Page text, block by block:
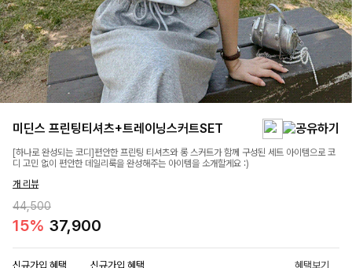
미딘스 프린팅티셔츠+트레이닝스커트SET
[하나로 완성되는 코디]편안한 프린팅 티셔츠와 롱 스커트가 함께 구성된 세트 아이템으로 코
디 고민 없이 편안한 데일리룩을 완성해주는 아이템을 소개할게요 :)
개 리뷰
44,500
15% 37,900
신규가입 혜택 신규가입 혜택 혜택보기